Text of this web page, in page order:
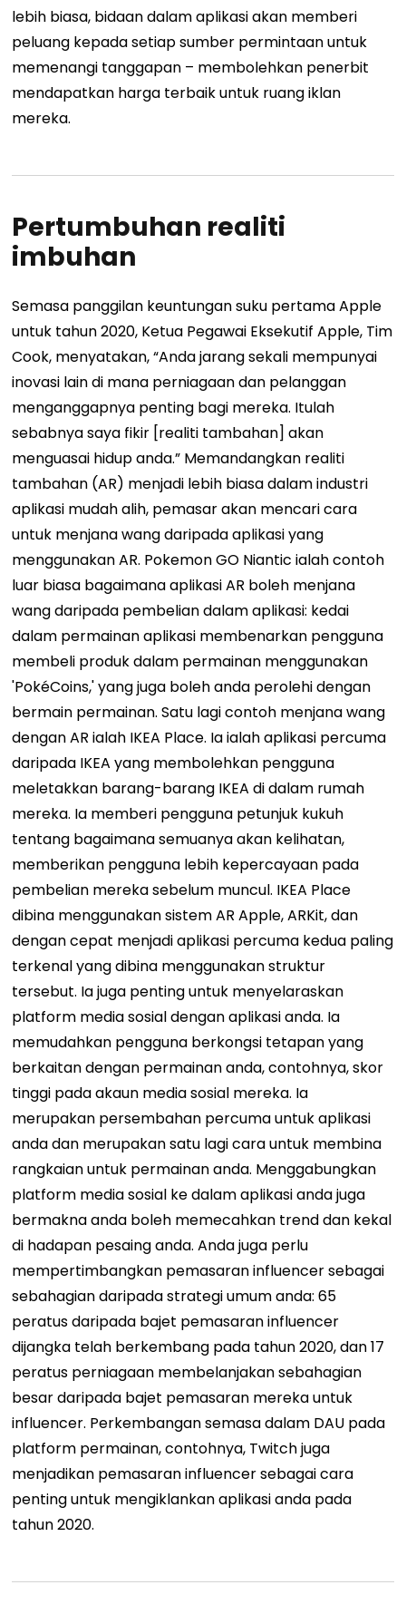
lebih biasa, bidaan dalam aplikasi akan memberi
peluang kepada setiap sumber permintaan untuk
memenangi tanggapan – membolehkan penerbit
mendapatkan harga terbaik untuk ruang iklan
mereka.
Pertumbuhan realiti
imbuhan
Semasa panggilan keuntungan suku pertama Apple
untuk tahun 2020, Ketua Pegawai Eksekutif Apple, Tim
Cook, menyatakan, “Anda jarang sekali mempunyai
inovasi lain di mana perniagaan dan pelanggan
menganggapnya penting bagi mereka. Itulah
sebabnya saya fikir [realiti tambahan] akan
menguasai hidup anda.” Memandangkan realiti
tambahan (AR) menjadi lebih biasa dalam industri
aplikasi mudah alih, pemasar akan mencari cara
untuk menjana wang daripada aplikasi yang
menggunakan AR. Pokemon GO Niantic ialah contoh
luar biasa bagaimana aplikasi AR boleh menjana
wang daripada pembelian dalam aplikasi: kedai
dalam permainan aplikasi membenarkan pengguna
membeli produk dalam permainan menggunakan
'PokéCoins,' yang juga boleh anda perolehi dengan
bermain permainan. Satu lagi contoh menjana wang
dengan AR ialah IKEA Place. Ia ialah aplikasi percuma
daripada IKEA yang membolehkan pengguna
meletakkan barang-barang IKEA di dalam rumah
mereka. Ia memberi pengguna petunjuk kukuh
tentang bagaimana semuanya akan kelihatan,
memberikan pengguna lebih kepercayaan pada
pembelian mereka sebelum muncul. IKEA Place
dibina menggunakan sistem AR Apple, ARKit, dan
dengan cepat menjadi aplikasi percuma kedua paling
terkenal yang dibina menggunakan struktur
tersebut. Ia juga penting untuk menyelaraskan
platform media sosial dengan aplikasi anda. Ia
memudahkan pengguna berkongsi tetapan yang
berkaitan dengan permainan anda, contohnya, skor
tinggi pada akaun media sosial mereka. Ia
merupakan persembahan percuma untuk aplikasi
anda dan merupakan satu lagi cara untuk membina
rangkaian untuk permainan anda. Menggabungkan
platform media sosial ke dalam aplikasi anda juga
bermakna anda boleh memecahkan trend dan kekal
di hadapan pesaing anda. Anda juga perlu
mempertimbangkan pemasaran influencer sebagai
sebahagian daripada strategi umum anda: 65
peratus daripada bajet pemasaran influencer
dijangka telah berkembang pada tahun 2020, dan 17
peratus perniagaan membelanjakan sebahagian
besar daripada bajet pemasaran mereka untuk
influencer. Perkembangan semasa dalam DAU pada
platform permainan, contohnya, Twitch juga
menjadikan pemasaran influencer sebagai cara
penting untuk mengiklankan aplikasi anda pada
tahun 2020.